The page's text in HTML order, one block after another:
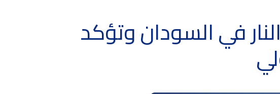
في السودان وتؤكد